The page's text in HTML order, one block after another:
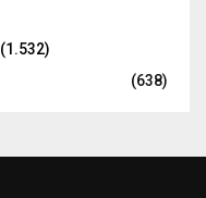
(1.532)
(638)